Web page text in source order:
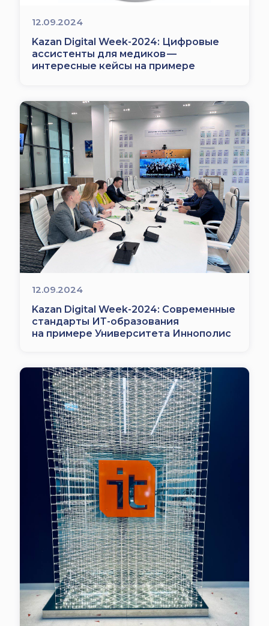
12.09.2024
Kazan Digital Week-2024: Цифровые
ассистенты для медиков —
интересные кейсы на примере
12.09.2024
Kazan Digital Week-2024: Современные
стандарты ИТ-образования
на примере Университета Иннополис